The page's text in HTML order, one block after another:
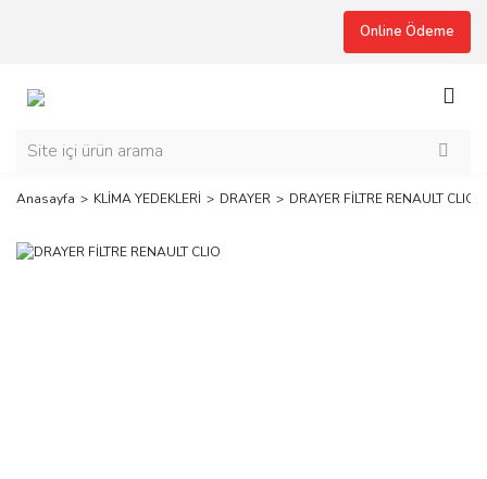
Online Ödeme
Anasayfa KLİMA YEDEKLERİ DRAYER DRAYER FİLTRE RENAULT CLIO